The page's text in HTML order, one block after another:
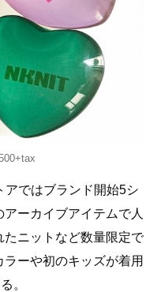
ではブランド開始5シ
ーカイブアイテムで人
ニットなど数量限定で
ーや初のキッズが着用
。